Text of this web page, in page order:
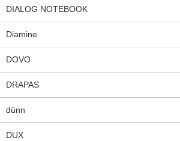
DIALOG NOTEBOOK
Diamine
DOVO
DRAPAS
dünn
DUX